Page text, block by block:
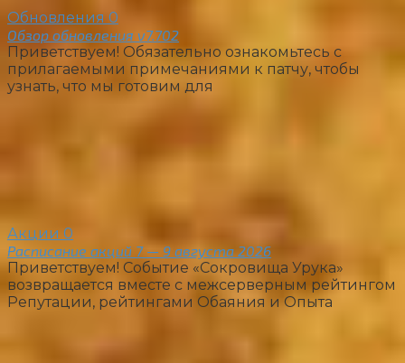
Обновления 0
Обзор обновления v7.702
Приветствуем! Обязательно ознакомьтесь с
прилагаемыми примечаниями к патчу, чтобы
узнать, что мы готовим для
Акции 0
Расписание акций 7 — 9 августа 2026
Приветствуем! Событие «Сокровища Урука»
возвращается вместе с межсерверным рейтингом
Репутации, рейтингами Обаяния и Опыта